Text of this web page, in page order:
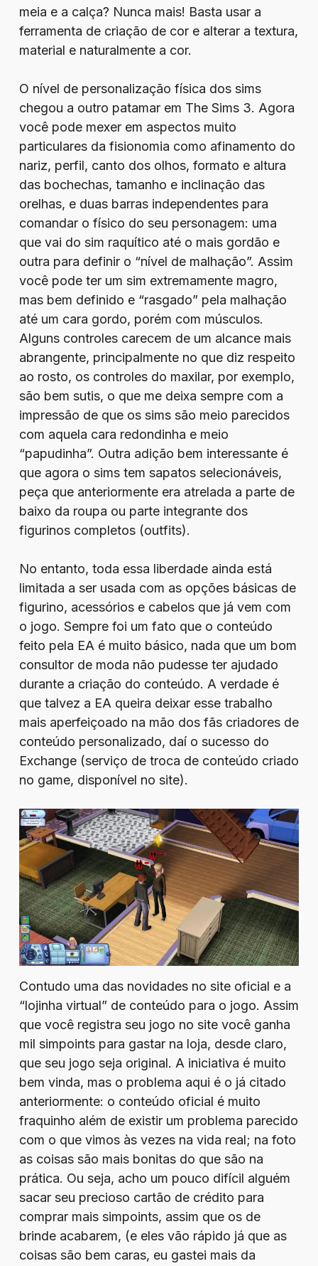
meia e a calça? Nunca mais! Basta usar a
ferramenta de criação de cor e alterar a textura,
material e naturalmente a cor.
O nível de personalização física dos sims
chegou a outro patamar em The Sims 3. Agora
você pode mexer em aspectos muito
particulares da fisionomia como afinamento do
nariz, perfil, canto dos olhos, formato e altura
das bochechas, tamanho e inclinação das
orelhas, e duas barras independentes para
comandar o físico do seu personagem: uma
que vai do sim raquítico até o mais gordão e
outra para definir o “nível de malhação”. Assim
você pode ter um sim extremamente magro,
mas bem definido e “rasgado” pela malhação
até um cara gordo, porém com músculos.
Alguns controles carecem de um alcance mais
abrangente, principalmente no que diz respeito
ao rosto, os controles do maxilar, por exemplo,
são bem sutis, o que me deixa sempre com a
impressão de que os sims são meio parecidos
com aquela cara redondinha e meio
“papudinha”. Outra adição bem interessante é
que agora o sims tem sapatos selecionáveis,
peça que anteriormente era atrelada a parte de
baixo da roupa ou parte integrante dos
figurinos completos (outfits).
No entanto, toda essa liberdade ainda está
limitada a ser usada com as opções básicas de
figurino, acessórios e cabelos que já vem com
o jogo. Sempre foi um fato que o conteúdo
feito pela EA é muito básico, nada que um bom
consultor de moda não pudesse ter ajudado
durante a criação do conteúdo. A verdade é
que talvez a EA queira deixar esse trabalho
mais aperfeiçoado na mão dos fãs criadores de
conteúdo personalizado, daí o sucesso do
Exchange (serviço de troca de conteúdo criado
no game, disponível no site).
Contudo uma das novidades no site oficial e a
“lojinha virtual” de conteúdo para o jogo. Assim
que você registra seu jogo no site você ganha
mil simpoints para gastar na loja, desde claro,
que seu jogo seja original. A iniciativa é muito
bem vinda, mas o problema aqui é o já citado
anteriormente: o conteúdo oficial é muito
fraquinho além de existir um problema parecido
com o que vimos às vezes na vida real; na foto
as coisas são mais bonitas do que são na
prática. Ou seja, acho um pouco difícil alguém
sacar seu precioso cartão de crédito para
comprar mais simpoints, assim que os de
brinde acabarem, (e eles vão rápido já que as
coisas são bem caras, eu gastei mais da